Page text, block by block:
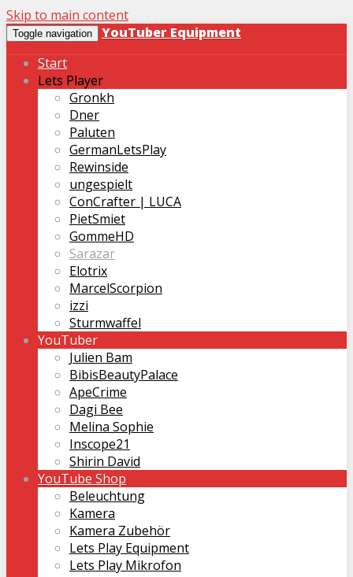
Skip to main content
Toggle navigation
YouTuber Equipment
Start
Lets Player
Gronkh
Dner
Paluten
GermanLetsPlay
Rewinside
ungespielt
ConCrafter | LUCA
PietSmiet
GommeHD
Sarazar
Elotrix
MarcelScorpion
izzi
Sturmwaffel
YouTuber
Julien Bam
BibisBeautyPalace
ApeCrime
Dagi Bee
Melina Sophie
Inscope21
Shirin David
YouTube Shop
Beleuchtung
Kamera
Kamera Zubehör
Lets Play Equipment
Lets Play Mikrofon